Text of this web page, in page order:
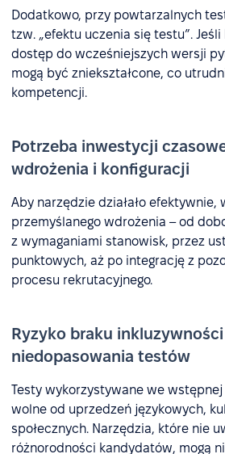
Dodatkowo, przy powtarzalnych
tzw. „efektu uczenia się testu”.
dostęp do wcześniejszych wersji
mogą być zniekształcone, co
kompetencji.
Potrzeba inwestycji
wdrożenia i konfiguracji
Aby narzędzie działało efektywnie,
przemyślanego wdrożenia – od
z wymaganiami stanowisk, przez
punktowych, aż po integrację z
procesu rekrutacyjnego.
Ryzyko braku
niedopasowania testów
Testy wykorzystywane we
wolne od uprzedzeń językowych,
społecznych. Narzędzia, które nie
różnorodności kandydatów, mogą